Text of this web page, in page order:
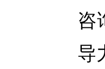
咨
导